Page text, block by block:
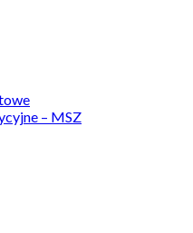
– MSZ